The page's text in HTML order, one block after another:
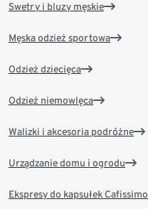
Swetry i bluzy męskie
Męska odzież sportowa
Odzież dziecięca
Odzież niemowlęca
Walizki i akcesoria podróżne
Urządzanie domu i ogrodu
Ekspresy do kapsułek Cafissimo